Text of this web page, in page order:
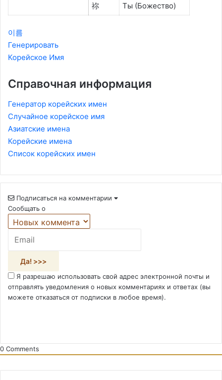
祢
Ты (Божество)
이름
Генерировать
Корейское Имя
Справочная информация
Генератор корейских имен
Случайное корейское имя
Азиатские имена
Корейские имена
Список корейских имен
Подписаться на комментарии
Сообщать о
Я разрешаю использовать свой адрес электронной почты и
отправлять уведомления о новых комментариях и ответах (вы
можете отказаться от подписки в любое время).
0 Comments